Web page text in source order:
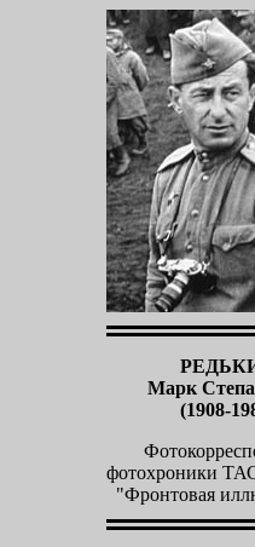
Марк
(1908-
фотохроники
"Фронтовая